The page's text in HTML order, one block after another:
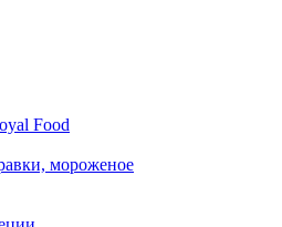
Food
мороженое